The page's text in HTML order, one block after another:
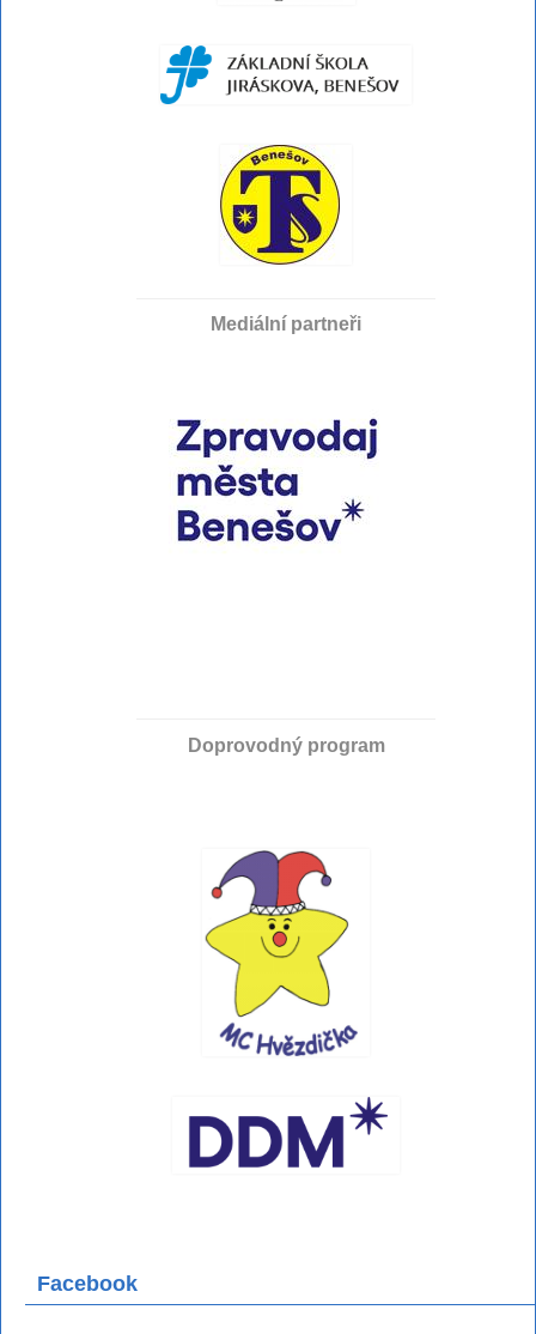
Mediální partneři
Doprovodný program
Facebook